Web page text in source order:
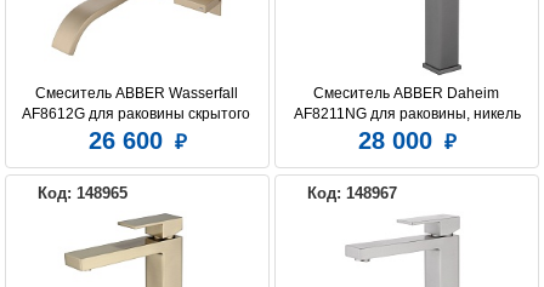
Смеситель ABBER Wasserfall
AF8612G для раковины скрытого
монтажа, золото матовое
26 600
Смеситель ABBER Daheim
AF8211NG для раковины, никель
28 000
Код: 148965 Код: 148967